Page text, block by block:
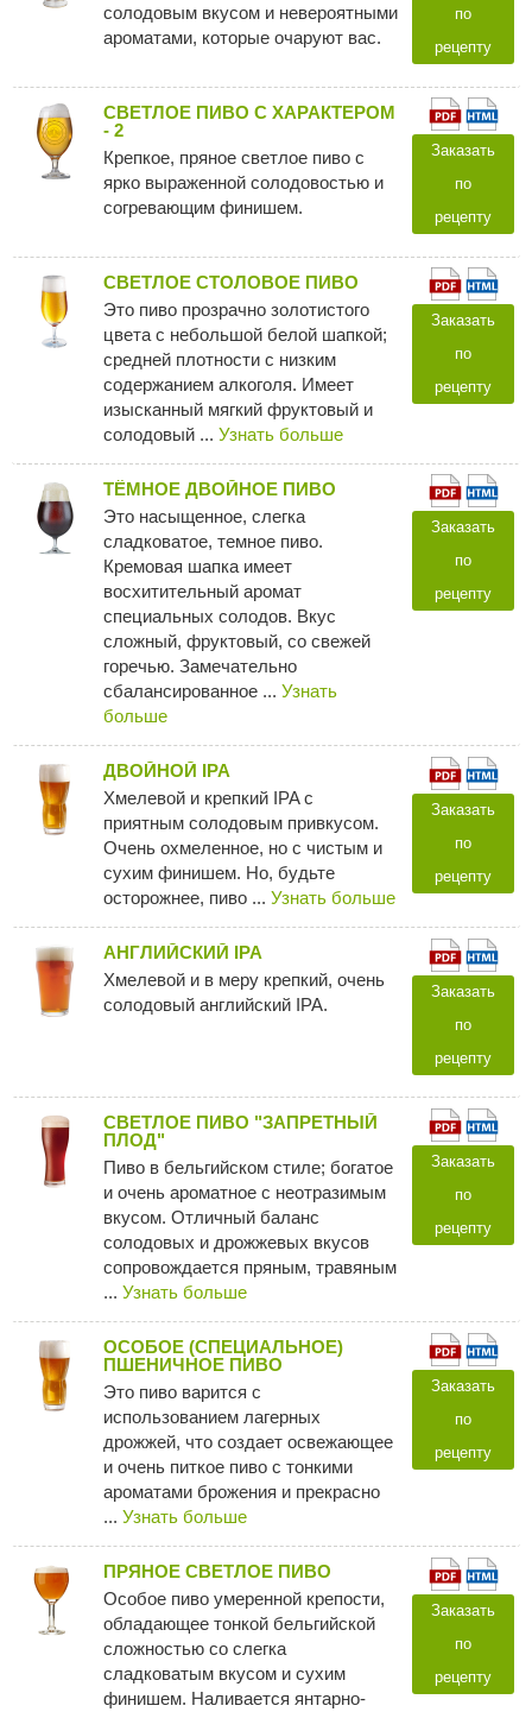
солодовым вкусом и невероятными
ароматами, которые очаруют вас.
по
рецепту
СВЕТЛОЕ ПИВО С ХАРАКТЕРОМ
- 2
Крепкое, пряное светлое пиво с
ярко выраженной солодовостью и
согревающим финишем.
Заказать
по
рецепту
СВЕТЛОЕ СТОЛОВОЕ ПИВО
Это пиво прозрачно золотистого
цвета с небольшой белой шапкой;
средней плотности с низким
содержанием алкоголя. Имеет
изысканный мягкий фруктовый и
солодовый ... Узнать больше
Заказать
по
рецепту
ТЁМНОЕ ДВОЙНОЕ ПИВО
Это насыщенное, слегка
сладковатое, темное пиво.
Кремовая шапка имеет
восхитительный аромат
специальных солодов. Вкус
сложный, фруктовый, со свежей
горечью. Замечательно
сбалансированное ... Узнать
больше
Заказать
по
рецепту
ДВОЙНОЙ IPA
Хмелевой и крепкий IPA с
приятным солодовым привкусом.
Очень охмеленное, но с чистым и
сухим финишем. Но, будьте
осторожнее, пиво ... Узнать больше
Заказать
по
рецепту
АНГЛИЙСКИЙ IPA
Хмелевой и в меру крепкий, очень
солодовый английский IPA.
Заказать
по
рецепту
СВЕТЛОЕ ПИВО "ЗАПРЕТНЫЙ
ПЛОД"
Пиво в бельгийском стиле; богатое
и очень ароматное c неотразимым
вкусом. Отличный баланс
солодовых и дрожжевых вкусов
сопровождается пряным, травяным
... Узнать больше
Заказать
по
рецепту
ОСОБОЕ (СПЕЦИАЛЬНОЕ)
ПШЕНИЧНОЕ ПИВО
Это пиво варится с
использованием лагерных
дрожжей, что создает освежающее
и очень питкое пиво с тонкими
ароматами брожения и прекрасно
... Узнать больше
Заказать
по
рецепту
ПРЯНОЕ СВЕТЛОЕ ПИВО
Особое пиво умеренной крепости,
обладающее тонкой бельгийской
сложностью cо слегка
сладковатым вкусом и сухим
финишем. Наливается янтарно-
Заказать
по
рецепту